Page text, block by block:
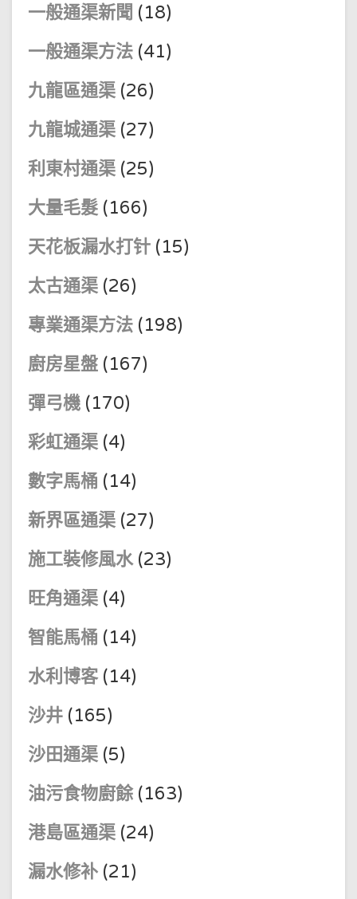
一般通渠新聞 (18)
一般通渠方法 (41)
九龍區通渠 (26)
九龍城通渠 (27)
利東村通渠 (25)
大量毛髮 (166)
天花板漏水打针 (15)
太古通渠 (26)
專業通渠方法 (198)
廚房星盤 (167)
彈弓機 (170)
彩虹通渠 (4)
數字馬桶 (14)
新界區通渠 (27)
施工裝修風水(23)
旺角通渠 (4)
智能馬桶 (14)
水利博客(14)
沙井 (165)
沙田通渠 (5)
油污食物廚餘(163)
港島區通渠 (24)
漏水修补 (21)